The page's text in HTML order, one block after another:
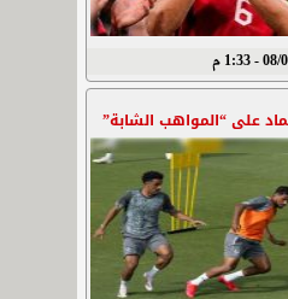
م
على “المواهب الشابة”